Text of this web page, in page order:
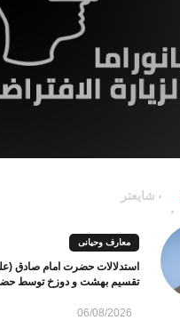
شایعتر
معارف وحیانی
استدلالات حضرت امام صادق
تقسیم بهشت و دوزخ توسط
06/08/2026